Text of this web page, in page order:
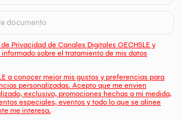
Privacidad de Canales Digitales OECHSLE y
sobre el tratamiento de mis datos
a conocer mejor mis gustos y preferencias para
personalizadas. Acepto que me envien
exclusivo, promociones hechas a mi medida,
especiales, eventos y todo lo que se alinee
me interesa.